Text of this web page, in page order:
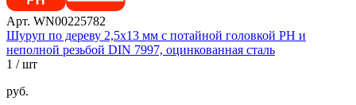
Арт. WN00225782
Шуруп по дереву 2,5х13 мм с потайной головкой PH и
неполной резьбой DIN 7997, оцинкованная сталь
1 / шт
руб.